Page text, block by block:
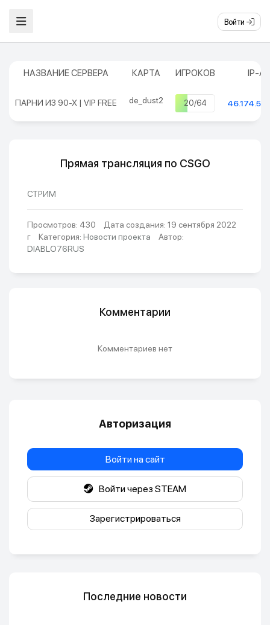
Войти
НАЗВАНИЕ СЕРВЕРА КАРТА ИГРОКОВ IP-
ПАРНИ ИЗ 90-Х | VIP FREE de_dust2 20/64
Прямая трансляция по CSGO
СТРИМ
Просмотров: 430
Дата создания: 19 сентября 2022
г
Категория: Новости проекта
Автор:
DIABLO76RUS
Комментарии
Комментариев нет
Авторизация
Войти на сайт
Войти через STEAM
Зарегистрироваться
Последние новости